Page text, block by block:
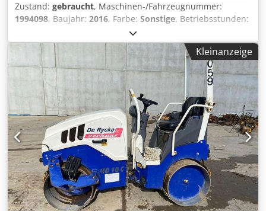
Zustand: gebraucht, Maschinen-/Fahrzeugnummer:
1994098, Baujahr: 2016, Farbe: Sonstige, Betriebsstunden:
, Leistung Verbrennungsmotor: 30 PS (22 kW)
Zulässiges Gesamtgewicht (GVW): 1.780 kg Motorhersteller:
Kubota CE-Kennzeichnung: ja Maschinen zum Verkauf
Besuchen Sie unsere Webseite für eine Vielzahl sofort
verfügbarer Maschinen. Wir haben mehr Angebote als
online ersichtlich – rufen Sie uns gerne an oder schreiben
Sie eine E-Mail. Alle unsere Maschinen sind vollständig
gewartet und zuverlässig geprüft. Benötigen Sie Bilder?
Sprechen Sie uns an, wir senden Ihnen diese umgehend
zu. Wir beraten Sie in Niederländisch, Englisch,
Französisch, Deutsch, Spanisch und Russisch. Entdecken
Sie unser breites Angebot an zuverlässigen Maschinen.
Chjdpfx Akjt Tv Inskea
Kleinanzeige